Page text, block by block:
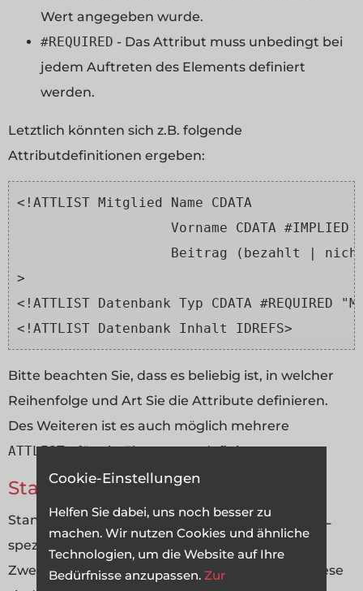
Wert angegeben wurde.
#REQUIRED - Das Attribut muss unbedingt bei
jedem Auftreten des Elements definiert
werden.
Letztlich könnten sich z.B. folgende
Attributdefinitionen ergeben:
<!ATTLIST Mitglied Name CDATA
Vorname CDATA #IMPLIED
Beitrag (bezahlt |
>
<!ATTLIST Datenbank Typ CDATA #REQUIRED
<!ATTLIST Datenbank Inhalt IDREFS>
Bitte beachten Sie, dass es beliebig ist, in welcher
Reihenfolge und Art Sie die Attribute definieren.
Des Weiteren ist es auch möglich mehrere
ATTLIST's für ein Element zu definieren.
Standard-Attribute
Standard-Attribute sind Attribute die durch XML
speziell definiert sind und nur zu besonderen
Zwecken verwendet werden können/sollten. Diese
Cookie-Einstellungen
Helfen Sie dabei, uns noch besser zu
machen. Wir nutzen Cookies und ähnliche
Technologien, um die Website auf Ihre
Bedürfnisse anzupassen. Zur